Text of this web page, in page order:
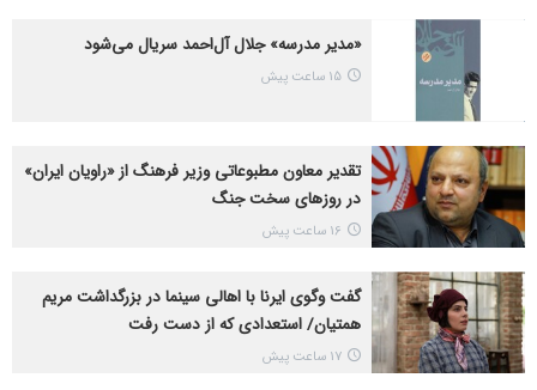
«مدیر مدرسه» جلال آل‌احمد سریال می‌شود
15 ساعت پیش
تقدیر معاون مطبوعاتی وزیر فرهنگ از «راویان ایران»
در روزهای سخت جنگ
16 ساعت پیش
گفت ‌وگوی ایرنا با اهالی سینما در بزرگداشت مریم
همتیان/ استعدادی که از دست رفت
17 ساعت پیش